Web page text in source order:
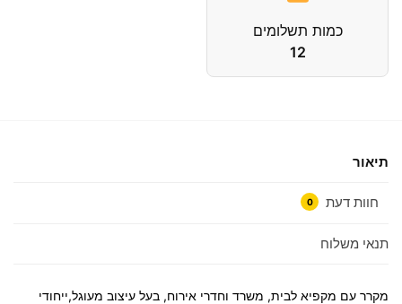
כמות תשלומים
12
תיאור
חוות דעת 0
תנאי משלוח
מקרר עם מקפיא לבית, משרד וחדרי אירוח, בעל עיצוב מעוגל,ייחודי